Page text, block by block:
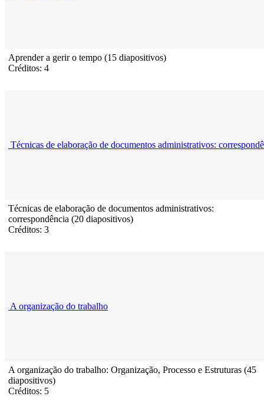
Aprender a gerir o tempo (15 diapositivos)
Créditos: 4
Técnicas de elaboração de documentos administrativos:
Técnicas de elaboração de documentos administrativos:
correspondência (20 diapositivos)
Créditos: 3
A organização do trabalho
A organização do trabalho: Organização, Processo e Estruturas (45
diapositivos)
Créditos: 5